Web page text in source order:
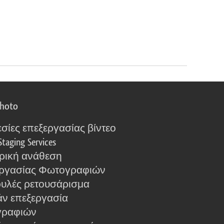
επεξεργασίας βίντεο
Services
ανάθεση
Φωτογραφιών
ρετουσάρισμα
επεξεργασία